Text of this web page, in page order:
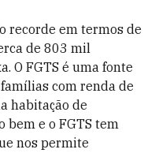
recorde em termos de
de 803 mil
O FGTS é uma fonte
com renda de
habitação de
e o FGTS tem
nos permite